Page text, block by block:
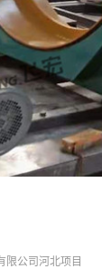
限公司河北项目